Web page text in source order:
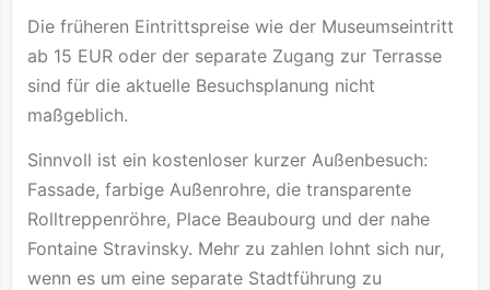
Die früheren Eintrittspreise wie der Museumseintritt
ab 15 EUR oder der separate Zugang zur Terrasse
sind für die aktuelle Besuchsplanung nicht
maßgeblich.
Sinnvoll ist ein kostenloser kurzer Außenbesuch:
Fassade, farbige Außenrohre, die transparente
Rolltreppenröhre, Place Beaubourg und der nahe
Fontaine Stravinsky. Mehr zu zahlen lohnt sich nur,
wenn es um eine separate Stadtführung zu